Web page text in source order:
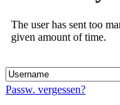
Passw. vergessen?